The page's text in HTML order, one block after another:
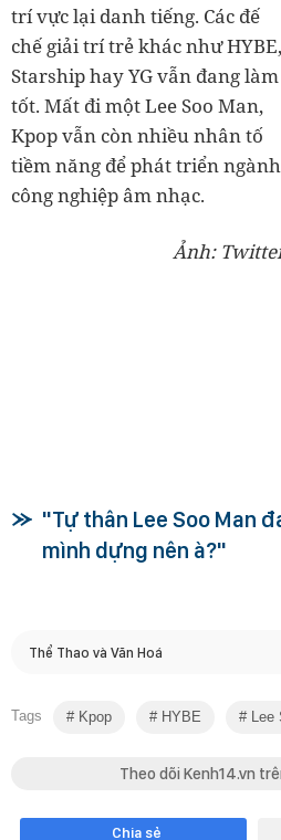
trí vực lại danh tiếng. Các đế
chế giải trí trẻ khác như HYBE,
Starship hay YG vẫn đang làm
tốt. Mất đi một Lee Soo Man,
Kpop vẫn còn nhiều nhân tố
tiềm năng để phát triển ngành
công nghiệp âm nhạc.
Ảnh:
"Tự thân Lee Soo Man
mình dựng nên à?"
Thể Thao và Văn Hoá
Tags Kpop HYBE Lee
Theo dõi Kenh14.vn
Chia sẻ